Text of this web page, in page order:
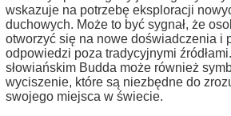
wskazuje na potrzebę eksploracji
duchowych. Może to być sygnał, że
otworzyć się na nowe doświadczenia i
odpowiedzi poza tradycyjnymi
słowiańskim Budda może również
wyciszenie, które są niezbędne do
swojego miejsca w świecie.